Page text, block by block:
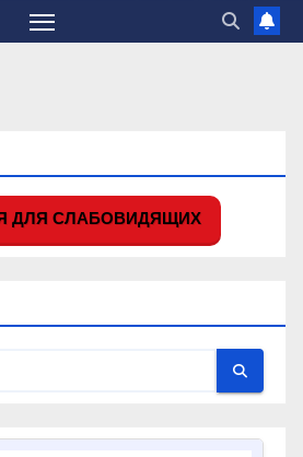
ДЛЯ СЛАБОВИДЯЩИХ